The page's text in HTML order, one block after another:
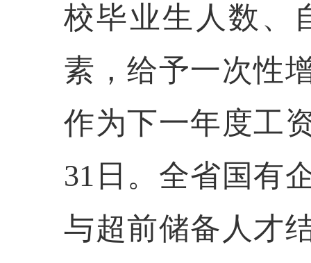
校毕业生人数、
素，给予一次性
作为下一年度工
31日。全省国有
与超前储备人才